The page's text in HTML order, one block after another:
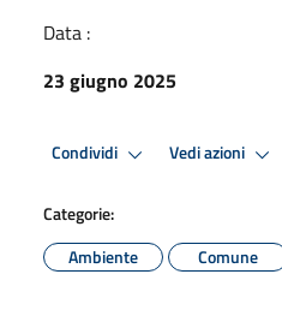
Data :
23 giugno 2025
Condividi Vedi azioni
Categorie:
Ambiente
Comune